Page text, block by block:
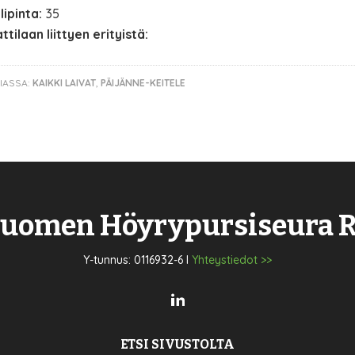
35
liittyen erityistä:
KAIKKI LAIVAT, PÄIJÄNNE-KEITELE
Höyrypursiseura
Y-tunnus: 0116932-6 I Yhteystiedot >>
ETSI SIVUSTOLTA